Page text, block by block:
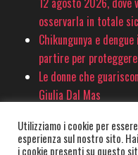
osservarla in totale
Chikungunya e
partire per
Le donne che
Giulia Dal Mas
© PinkSociety.it 2020-2026 - È
Utilizziamo i cookie per
esperienza sul nostro sito.
i cookie presenti su questo